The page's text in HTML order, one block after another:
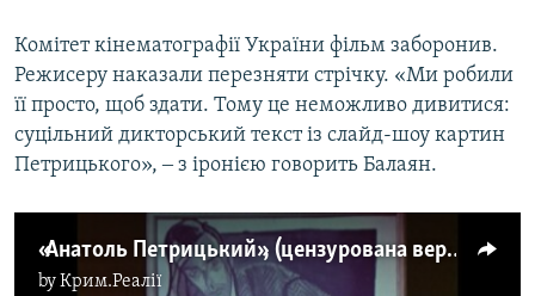
Комітет кінематографії України фільм заборонив.
Режисеру наказали перезняти стрічку. «Ми робили
її просто, щоб здати. Тому це неможливо дивитися:
суцільний дикторський текст із слайд-шоу картин
Петрицького», ‒ з іронією говорить Балаян.
«Анатоль Петрицький», (цензурована версії, 1970)
byКрим.Реалії